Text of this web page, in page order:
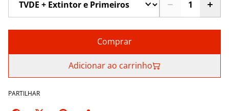
Comprar
Adicionar ao carrinho
PARTILHAR